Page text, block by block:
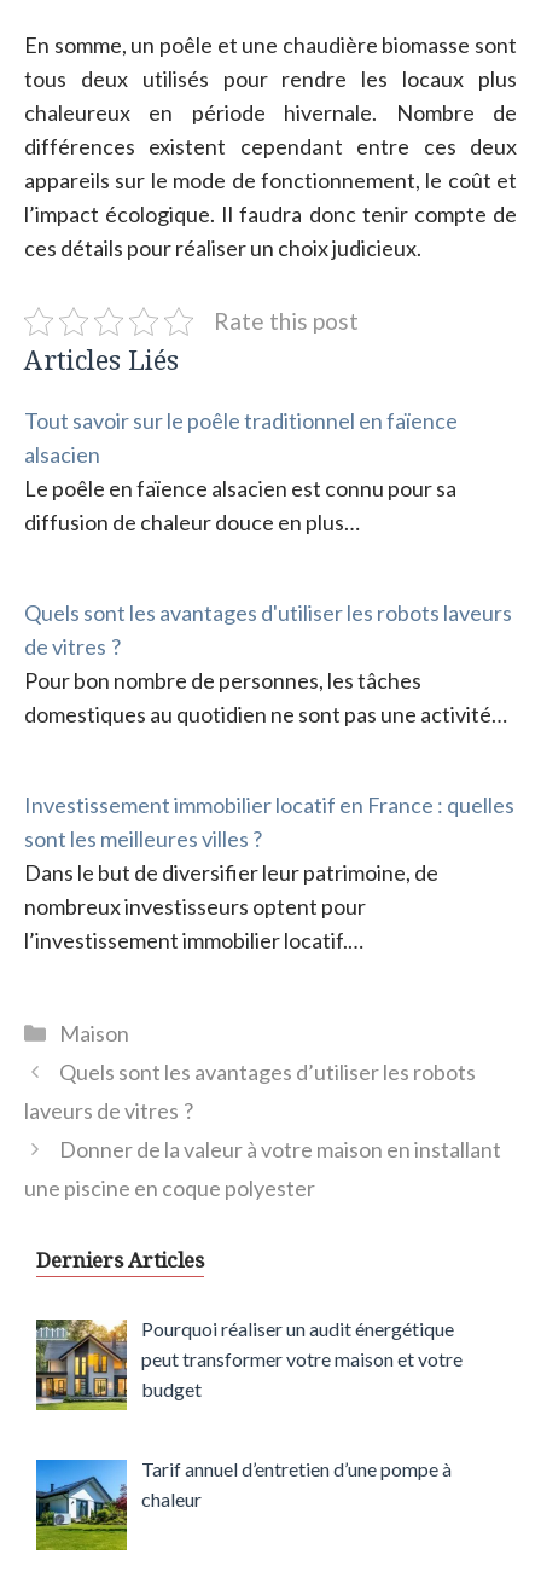
En somme, un poêle et une chaudière biomasse sont
tous deux utilisés pour rendre les locaux plus
chaleureux en période hivernale. Nombre de
différences existent cependant entre ces deux
appareils sur le mode de fonctionnement, le coût et
l’impact écologique. Il faudra donc tenir compte de
ces détails pour réaliser un choix judicieux.
Rate this post
Articles Liés
Tout savoir sur le poêle traditionnel en faïence
alsacien
Le poêle en faïence alsacien est connu pour sa
diffusion de chaleur douce en plus…
Quels sont les avantages d'utiliser les robots laveurs
de vitres ?
Pour bon nombre de personnes, les tâches
domestiques au quotidien ne sont pas une activité…
Investissement immobilier locatif en France : quelles
sont les meilleures villes ?
Dans le but de diversifier leur patrimoine, de
nombreux investisseurs optent pour
l’investissement immobilier locatif.…
Catégories
Maison
Quels sont les avantages d’utiliser les robots
laveurs de vitres ?
Donner de la valeur à votre maison en installant
une piscine en coque polyester
Derniers Articles
Pourquoi réaliser un audit énergétique
peut transformer votre maison et votre
budget
Tarif annuel d’entretien d’une pompe à
chaleur